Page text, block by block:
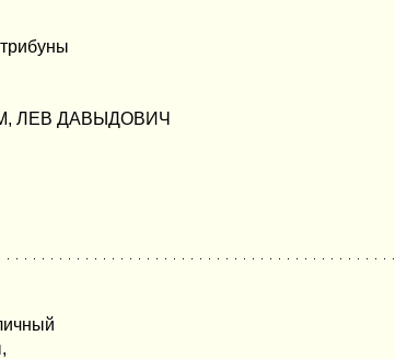
ЛЕВ ДАВЫДОВИЧ